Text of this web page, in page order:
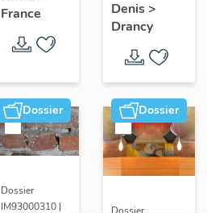
paysages
de la
de
France.
France
façade
Denis>
Drancy
Dossier
Dossier
IM93000310 |
Dossier
Dossier